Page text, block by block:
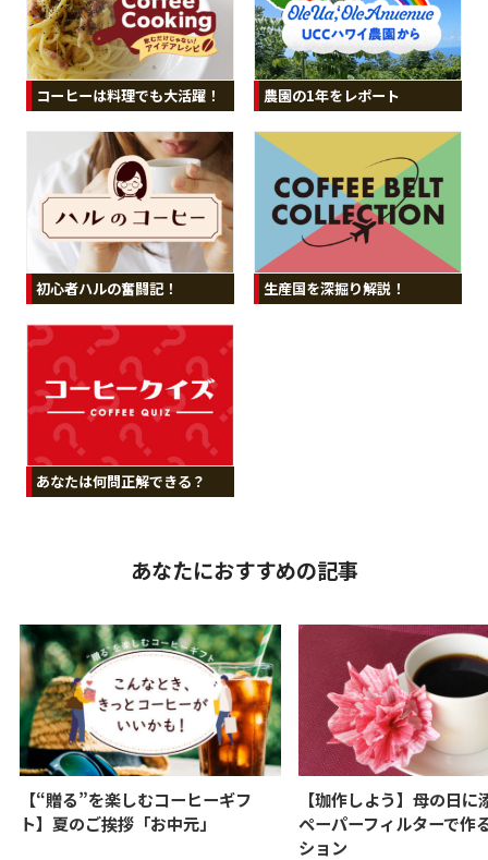
コーヒーは料理でも大活躍！ 農園の1年をレポート
初心者ハルの奮闘記！ 生産国を深掘り解説！
あなたは何問正解できる？
あなたにおすすめの記事
【“贈る”を楽しむコーヒーギフ
ト】夏のご挨拶「お中元」
【珈作しよう】母の日に
ペーパーフィルターで作
ション